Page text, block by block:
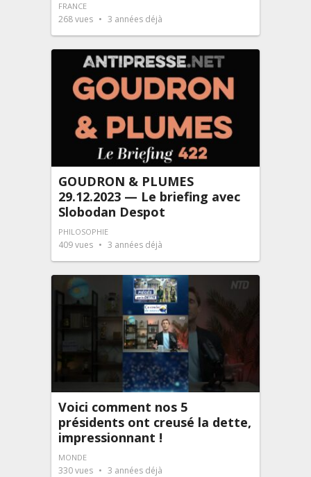
FRANCE
268vues 3 années déjà
GOUDRON & PLUMES
29.12.2023 — Le briefing avec
Slobodan Despot
PHILOSOPHIE
409vues 3 années déjà
Voici comment nos 5
présidents ont creusé la dette,
impressionnant !
MONDE
330vues 3 années déjà